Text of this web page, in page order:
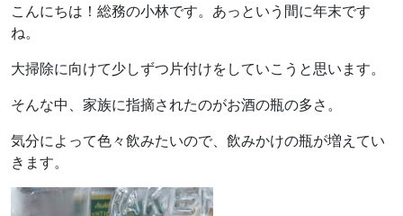
こんにちは！総務の小林です。あっという間に年末です
ね。
大掃除に向けて少しずつ片付けをしていこうと思います。
そんな中、家族に指摘されたのがお酒の瓶の多さ。
気分によって色々飲みたいので、飲みかけの瓶が増えてい
きます。